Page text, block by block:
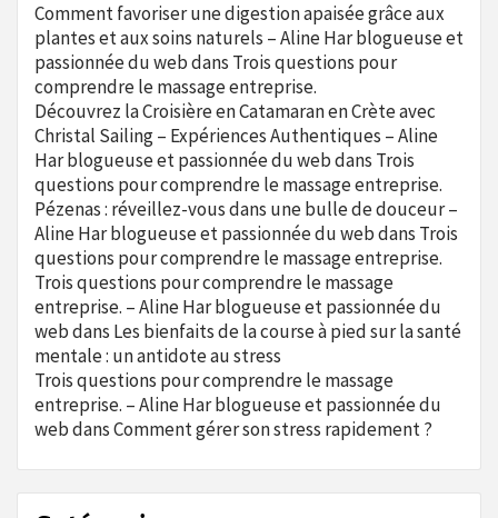
Comment favoriser une digestion apaisée grâce aux
plantes et aux soins naturels – Aline Har blogueuse et
passionnée du webdans Trois questions pour
comprendre le massage entreprise.
Découvrez la Croisière en Catamaran en Crète avec
Christal Sailing – Expériences Authentiques – Aline
Har blogueuse et passionnée du webdans Trois
questions pour comprendre le massage entreprise.
Pézenas : réveillez-vous dans une bulle de douceur –
Aline Har blogueuse et passionnée du webdans Trois
questions pour comprendre le massage entreprise.
Trois questions pour comprendre le massage
entreprise. – Aline Har blogueuse et passionnée du
webdans Les bienfaits de la course à pied sur la santé
mentale : un antidote au stress
Trois questions pour comprendre le massage
entreprise. – Aline Har blogueuse et passionnée du
webdansComment gérer son stress rapidement ?